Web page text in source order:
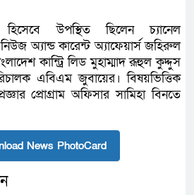
উপস্থিত ছিলেন চ্যানেল
অ্যান্ড কারেন্ট অ্যাফেয়ার্স জহিরুল
কান্ট্রি লিড মুহাম্মাদ রূহুল কুদ্দুস
এবিএম জুবায়ের। বিষয়ভিত্তিক
প্রোগ্রাম অফিসার সামিহা বিনতে
News PhotoCard